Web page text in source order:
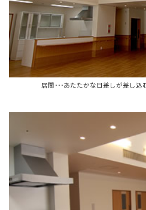
居間･･･あたたかな日差しが差し込